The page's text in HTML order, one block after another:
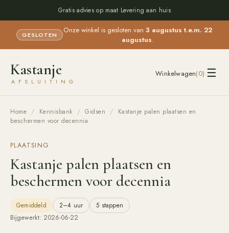
Gratis advies op maat· Levering aan huis
GESLOTEN Onze winkel is gesloten van 3 augustus t.e.m. 22
augustus.
☰
Kastanje
AFSLUITING
Winkelwagen(0)
Home / Kennisbank / Gidsen /
Kastanje palen plaatsen en
beschermen voor decennia
PLAATSING
Kastanje palen plaatsen en
beschermen voor decennia
Gemiddeld 2–4 uur 5 stappen
Bijgewerkt: 2026-06-22